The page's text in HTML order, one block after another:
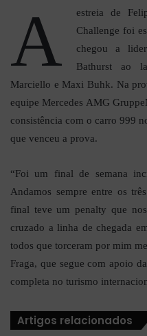
A
estreia de
Challenge foi
chegou a
Bathurst ao
Marciello e Maxi Buhk. Na
equipe Mercedes AMG
consistência com o carro 999
que venceu a prova.
“Foi um final de semana
Andamos sempre entre os
final teve um penalty que
cruzado a linha de chegada
todos que torceram por mim
Fraga, que segue com apoio
completa no turismo
Artigos relacionados